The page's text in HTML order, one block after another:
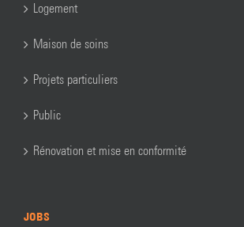
Logement
Maison de soins
Projets particuliers
Public
Rénovation et mise en conformité
JOBS